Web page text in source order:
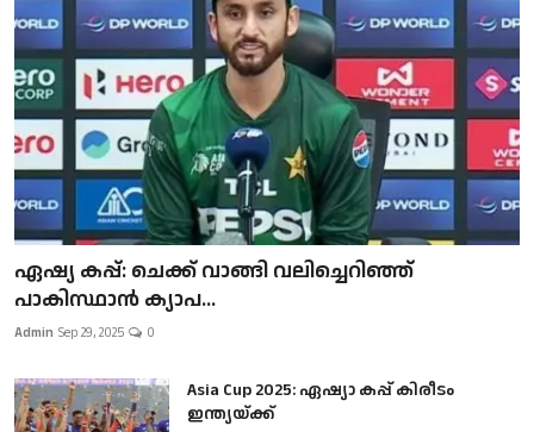
ഏഷ്യ കപ്പ്: ചെക്ക് വാങ്ങി വലിച്ചെറിഞ്ഞ്
പാകിസ്ഥാൻ ക്യാപ...
Admin Sep 29, 2025 0
Asia Cup 2025: ഏഷ്യാ കപ്പ് കിരീടം
ഇന്ത്യയ്ക്ക്